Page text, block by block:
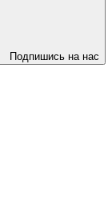
Подпишись на нас